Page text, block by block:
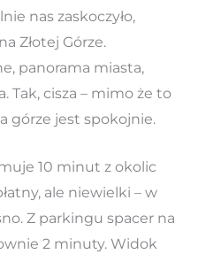
nas zaskoczyło,
Złotej Górze.
panorama miasta,
Tak, cisza – mimo że to
górze jest spokojnie.
10 minut z okolic
ale niewielki – w
Z parkingu spacer na
2 minuty. Widok